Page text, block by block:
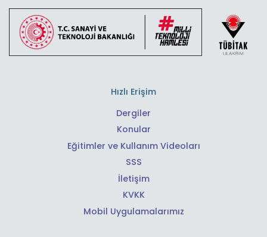
Hızlı Erişim
Dergiler
Konular
Eğitimler ve Kullanım Videoları
SSS
İletişim
KVKK
Mobil Uygulamalarımız